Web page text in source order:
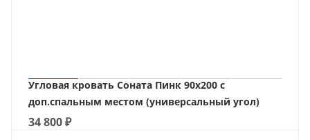
Угловая кровать Соната Пинк 90х200 с
доп.спальным местом (универсальный угол)
34 800₽